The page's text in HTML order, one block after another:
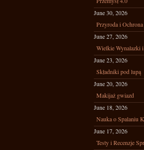
June 30, 2026
Przyroda i
June 27, 2026
Wielkie Wynalazki
June 23, 2026
Składniki pod lupą
June 20, 2026
Makijaż gwiazd
June 18, 2026
Nauka o Spalaniu
June 17, 2026
Testy i Recenzje